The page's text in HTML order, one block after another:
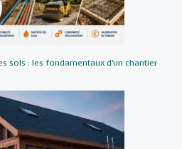
sols : les fondamentaux d’un chantier